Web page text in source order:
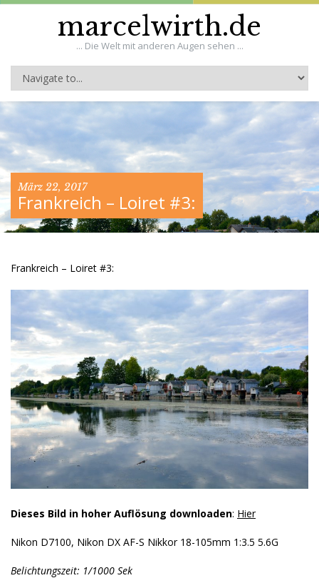
marcelwirth.de
... Die Welt mit anderen Augen sehen ...
März 22, 2017
Frankreich – Loiret #3:
Frankreich – Loiret #3:
Dieses Bild in hoher Auflösung downloaden: Hier
Nikon D7100, Nikon DX AF-S Nikkor 18-105mm 1:3.5 5.6G
Belichtungszeit: 1/1000 Sek